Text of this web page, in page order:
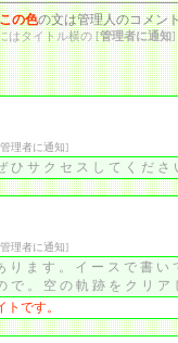
この色の文は管理人のコメン
はタイトル横の [管理者に通知]
管理者に通知]
ひサクセスしてくださ
管理者に通知]
ます。イースで書
で。空の軌跡をクリ
です。